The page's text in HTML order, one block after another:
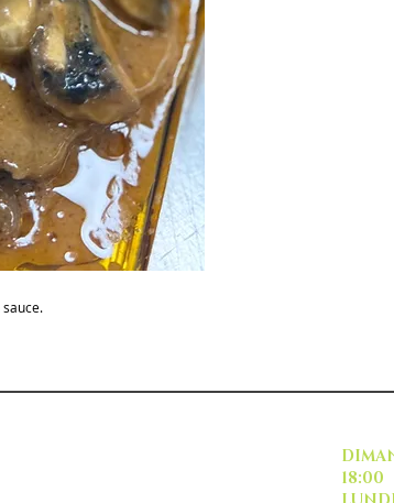
18:00